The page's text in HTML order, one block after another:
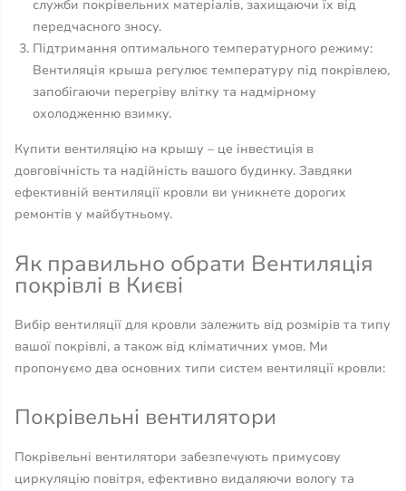
служби покрівельних матеріалів, захищаючи їх від
передчасного зносу.
Підтримання оптимального температурного режиму:
Вентиляція крыша регулює температуру під покрівлею,
запобігаючи перегріву влітку та надмірному
охолодженню взимку.
Купити вентиляцію на крышу – це інвестиція в
довговічність та надійність вашого будинку. Завдяки
ефективній вентиляції кровли ви уникнете дорогих
ремонтів у майбутньому.
Як правильно обрати Вентиляція
покрівлі в Києві
Вибір вентиляції для кровли залежить від розмірів та типу
вашої покрівлі, а також від кліматичних умов. Ми
пропонуємо два основних типи систем вентиляції кровли:
Покрівельні вентилятори
Покрівельні вентилятори забезпечують примусову
циркуляцію повітря, ефективно видаляючи вологу та